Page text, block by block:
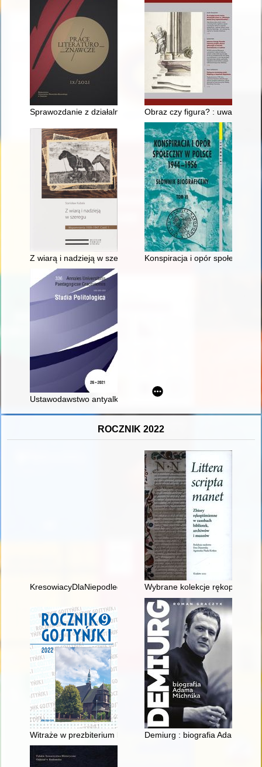
Sprawozdanie z działalności Ośrodka Badań Historii Kobiet w
Obraz czy figura? : uwagi o
Z wiarą i nadzieją w szeregu : wspomnienia 1939-1947. Cz. 1
Konspiracja i opór społeczny
Ustawodawstwo antyalkoholowe na ziemiach polskich i za
ROCZNIK 2022
KresowiacyDlaNiepodległej : teczka edukacyjna
Wybrane kolekcje rękopisów w
Witraże w prezbiterium kościoła farnego w Gostyniu
Demiurg : biografia Adama